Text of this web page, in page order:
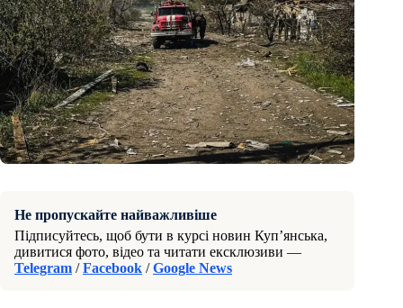
Не пропускайте найважливіше
Підписуйтесь, щоб бути в курсі новин Куп’янська,
дивитися фото, відео та читати ексклюзиви —
Telegram /Facebook /Google News